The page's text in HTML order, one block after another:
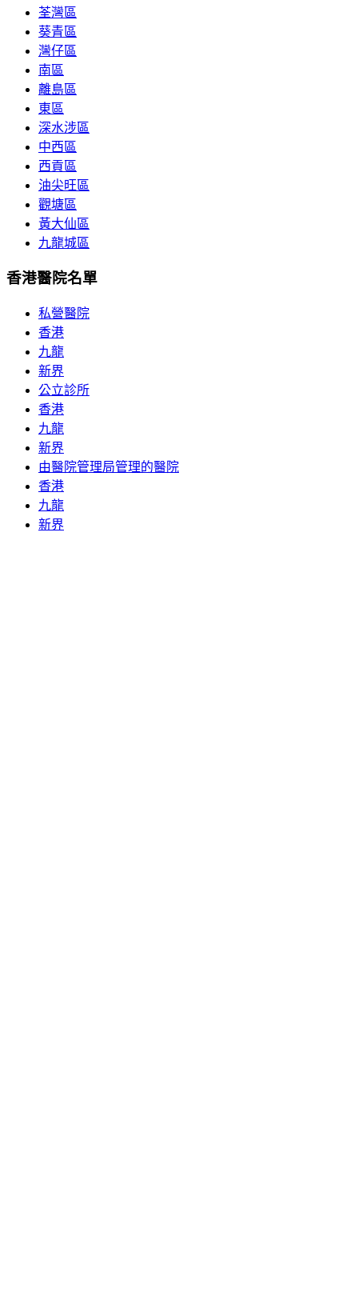
荃灣區
葵青區
灣仔區
南區
離島區
東區
深水涉區
中西區
西貢區
油尖旺區
觀塘區
黃大仙區
九龍城區
香港醫院名單
私營醫院
香港
九龍
新界
公立診所
香港
九龍
新界
由醫院管理局管理的醫院
香港
九龍
新界